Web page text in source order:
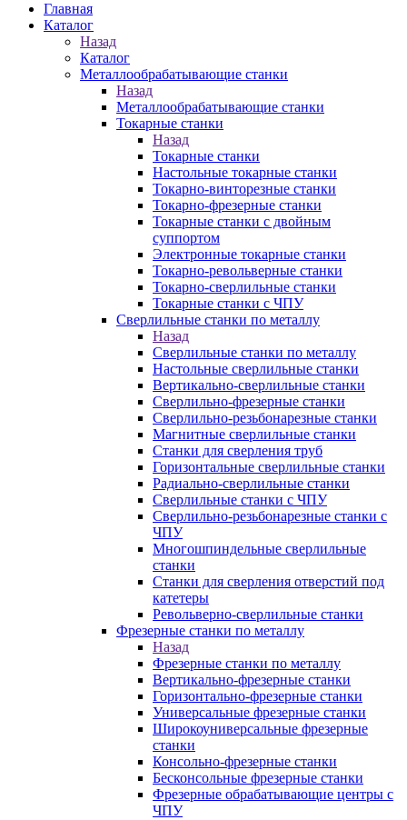
Главная
Каталог
Назад
Каталог
Металлообрабатывающие станки
Назад
Металлообрабатывающие станки
Токарные станки
Назад
Токарные станки
Настольные токарные станки
Токарно-винторезные станки
Токарно-фрезерные станки
Токарные станки с двойным
суппортом
Электронные токарные станки
Токарно-револьверные станки
Токарно-сверлильные станки
Токарные станки с ЧПУ
Сверлильные станки по металлу
Назад
Сверлильные станки по металлу
Настольные сверлильные станки
Вертикально-сверлильные станки
Сверлильно-фрезерные станки
Сверлильно-резьбонарезные станки
Магнитные сверлильные станки
Станки для сверления труб
Горизонтальные сверлильные станки
Радиально-сверлильные станки
Сверлильные станки с ЧПУ
Сверлильно-резьбонарезные станки с
ЧПУ
Многошпиндельные сверлильные
станки
Станки для сверления отверстий под
катетеры
Револьверно-сверлильные станки
Фрезерные станки по металлу
Назад
Фрезерные станки по металлу
Вертикально-фрезерные станки
Горизонтально-фрезерные станки
Универсальные фрезерные станки
Широкоуниверсальные фрезерные
станки
Консольно-фрезерные станки
Бесконсольные фрезерные станки
Фрезерные обрабатывающие центры с
ЧПУ